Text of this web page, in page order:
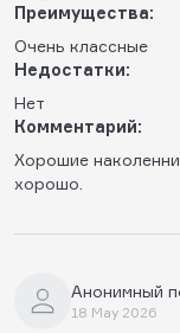
Преимущества:
Очень классные
Недостатки:
Нет
Комментарий:
Хорошие
хорошо.
Анонимный
18 May 2026